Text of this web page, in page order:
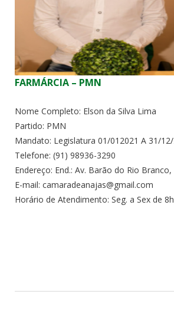
FARMÁRCIA – PMN
Nome Completo: Elson da Silva Lima
Partido: PMN
Mandato: Legislatura 01/012021 A 31/
Telefone: (91) 98936-3290
Endereço: End.: Av. Barão do Rio Branco,
E-mail: camaradeanajas@gmail.com
Horário de Atendimento: Seg. a Sex de